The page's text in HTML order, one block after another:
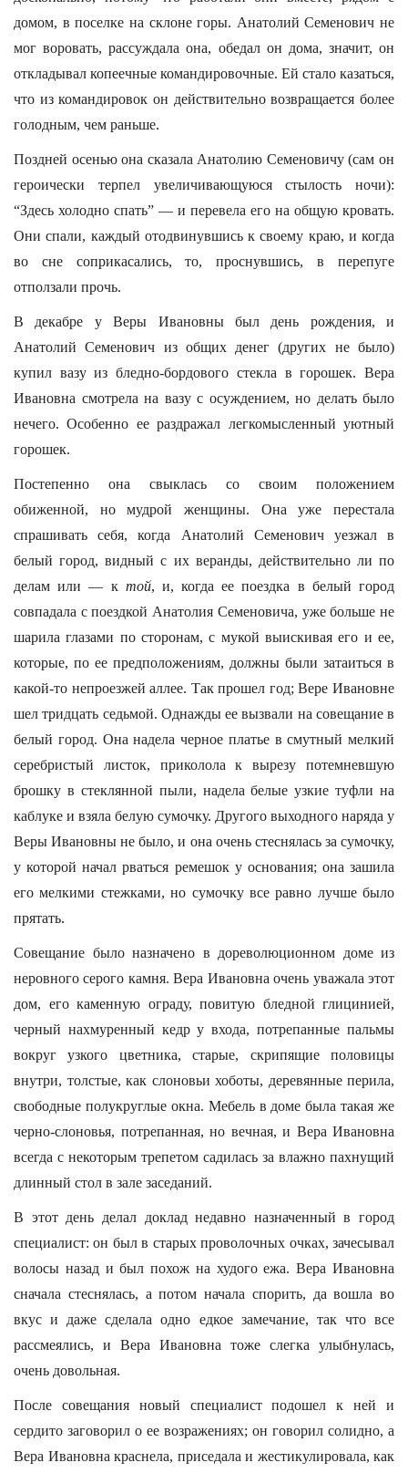
домом, в поселке на склоне горы. Анатолий Семенович не
мог воровать, рассуждала она, обедал он дома, значит, он
откладывал копеечные командировочные. Ей стало казаться,
что из командировок он действительно возвращается более
голодным, чем раньше.
Поздней осенью она сказала Анатолию Семеновичу (сам он
героически терпел увеличивающуюся стылость ночи):
“Здесь холодно спать” — и перевела его на общую кровать.
Они спали, каждый отодвинувшись к своему краю, и когда
во сне соприкасались, то, проснувшись, в перепуге
отползали прочь.
В декабре у Веры Ивановны был день рождения, и
Анатолий Семенович из общих денег (других не было)
купил вазу из бледно-бордового стекла в горошек. Вера
Ивановна смотрела на вазу с осуждением, но делать было
нечего. Особенно ее раздражал легкомысленный уютный
горошек.
Постепенно она свыклась со своим положением
обиженной, но мудрой женщины. Она уже перестала
спрашивать себя, когда Анатолий Семенович уезжал в
белый город, видный с их веранды, действительно ли по
делам или — к той, и, когда ее поездка в белый город
совпадала с поездкой Анатолия Семеновича, уже больше не
шарила глазами по сторонам, с мукой выискивая его и ее,
которые, по ее предположениям, должны были затаиться в
какой-то непроезжей аллее. Так прошел год; Вере Ивановне
шел тридцать седьмой. Однажды ее вызвали на совещание в
белый город. Она надела черное платье в смутный мелкий
серебристый листок, приколола к вырезу потемневшую
брошку в стеклянной пыли, надела белые узкие туфли на
каблуке и взяла белую сумочку. Другого выходного наряда у
Веры Ивановны не было, и она очень стеснялась за сумочку,
у которой начал рваться ремешок у основания; она зашила
его мелкими стежками, но сумочку все равно лучше было
прятать.
Совещание было назначено в дореволюционном доме из
неровного серого камня. Вера Ивановна очень уважала этот
дом, его каменную ограду, повитую бледной глицинией,
черный нахмуренный кедр у входа, потрепанные пальмы
вокруг узкого цветника, старые, скрипящие половицы
внутри, толстые, как слоновьи хоботы, деревянные перила,
свободные полукруглые окна. Мебель в доме была такая же
черно-слоновья, потрепанная, но вечная, и Вера Ивановна
всегда с некоторым трепетом садилась за влажно пахнущий
длинный стол в зале заседаний.
В этот день делал доклад недавно назначенный в город
специалист: он был в старых проволочных очках, зачесывал
волосы назад и был похож на худого ежа. Вера Ивановна
сначала стеснялась, а потом начала спорить, да вошла во
вкус и даже сделала одно едкое замечание, так что все
рассмеялись, и Вера Ивановна тоже слегка улыбнулась,
очень довольная.
После совещания новый специалист подошел к ней и
сердито заговорил о ее возражениях; он говорил солидно, а
Вера Ивановна краснела, приседала и жестикулировала, как